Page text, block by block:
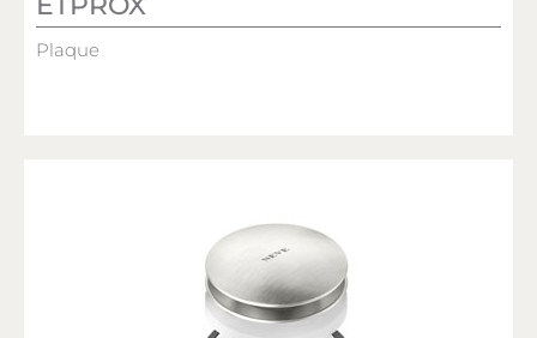
Plaque